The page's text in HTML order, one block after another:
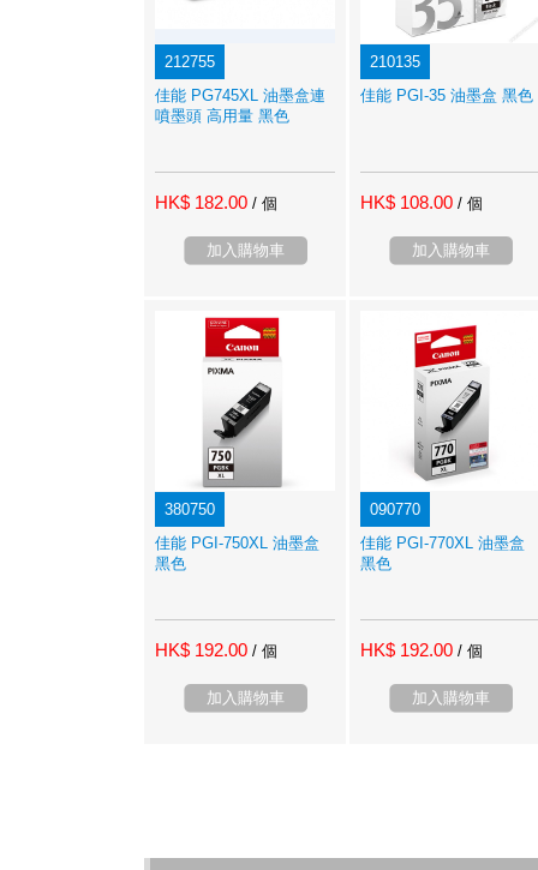
212755
佳能 PG745XL 油墨盒連
噴墨頭 高用量 黑色
HK$ 182.00 / 個
加入購物車
210135
佳能 PGI-35 油墨盒 黑色
HK$ 108.00 / 個
加入購物車
380750
佳能 PGI-750XL 油墨盒
黑色
HK$ 192.00 / 個
加入購物車
090770
佳能 PGI-770XL 油墨盒
黑色
HK$ 192.00 / 個
加入購物車